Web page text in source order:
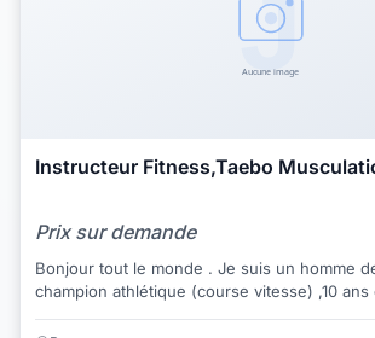
Instructeur Fitness,Taebo
Prix sur demande
Bonjour tout le monde . Je suis un homme
champion athlétique (course vitesse) ,10 ans